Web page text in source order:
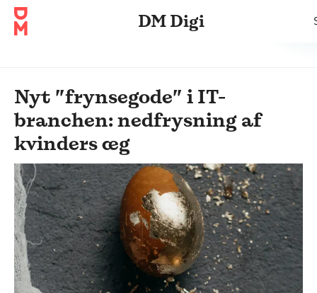
DM Digi
Nyt ”frynsegode” i IT-
branchen: nedfrysning af
kvinders æg